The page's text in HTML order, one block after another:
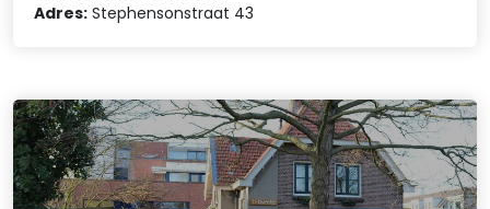
Adres: Stephensonstraat 43